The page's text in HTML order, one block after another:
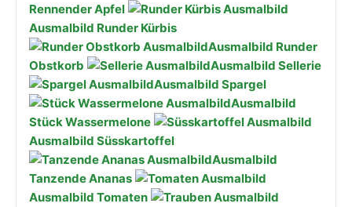
Rennender Apfel
Ausmalbild Runder Kürbis
Ausmalbild Runder
Obstkorb
Ausmalbild Sellerie
Ausmalbild Spargel
Ausmalbild
Stück Wassermelone
Ausmalbild Süsskartoffel
Ausmalbild
Tanzende Ananas
Ausmalbild Tomaten